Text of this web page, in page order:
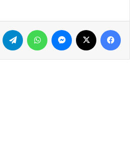
فيسبوك ماسنجر واتساب